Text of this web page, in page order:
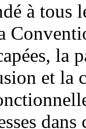
à tous
la
et la